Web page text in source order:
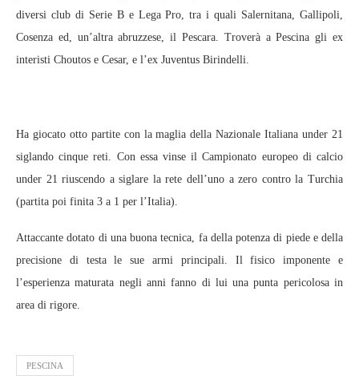
diversi club di Serie B e Lega Pro, tra i quali Salernitana, Gallipoli,
Cosenza ed, un’altra abruzzese, il Pescara. Troverà a Pescina gli ex
interisti Choutos e Cesar, e l’ex Juventus Birindelli.
Ha giocato otto partite con la maglia della Nazionale Italiana under 21
siglando cinque reti. Con essa vinse il Campionato europeo di calcio
under 21 riuscendo a siglare la rete dell’uno a zero contro la Turchia
(partita poi finita 3 a 1 per l’Italia).
Attaccante dotato di una buona tecnica, fa della potenza di piede e della
precisione di testa le sue armi principali. Il fisico imponente e
l’esperienza maturata negli anni fanno di lui una punta pericolosa in
area di rigore.
PESCINA